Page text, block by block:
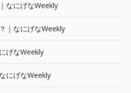
なにげなWeekly
｜なにげなWeekly
げなWeekly
にげなWeekly